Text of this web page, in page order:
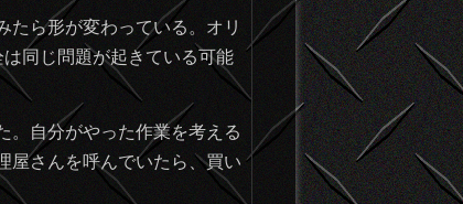
ら形が変わっている。オリ
同じ問題が起きている可能
。自分がやった作業を考える
屋さんを呼んでいたら、買い